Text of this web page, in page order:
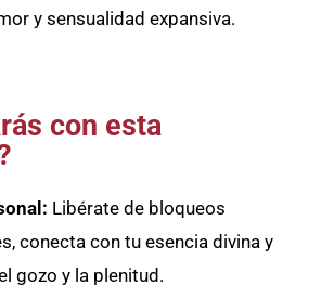
y sensualidad expansiva.
con esta
Libérate de bloqueos
conecta con tu esencia divina y
gozo y la plenitud.